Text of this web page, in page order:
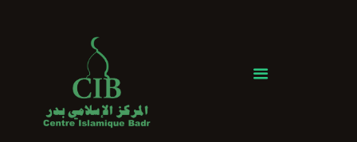
Centre Islamique Badr
Accueil
À propos